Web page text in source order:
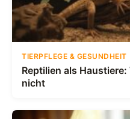
TIERPFLEGE & GESUNDHEIT
Reptilien als
nicht